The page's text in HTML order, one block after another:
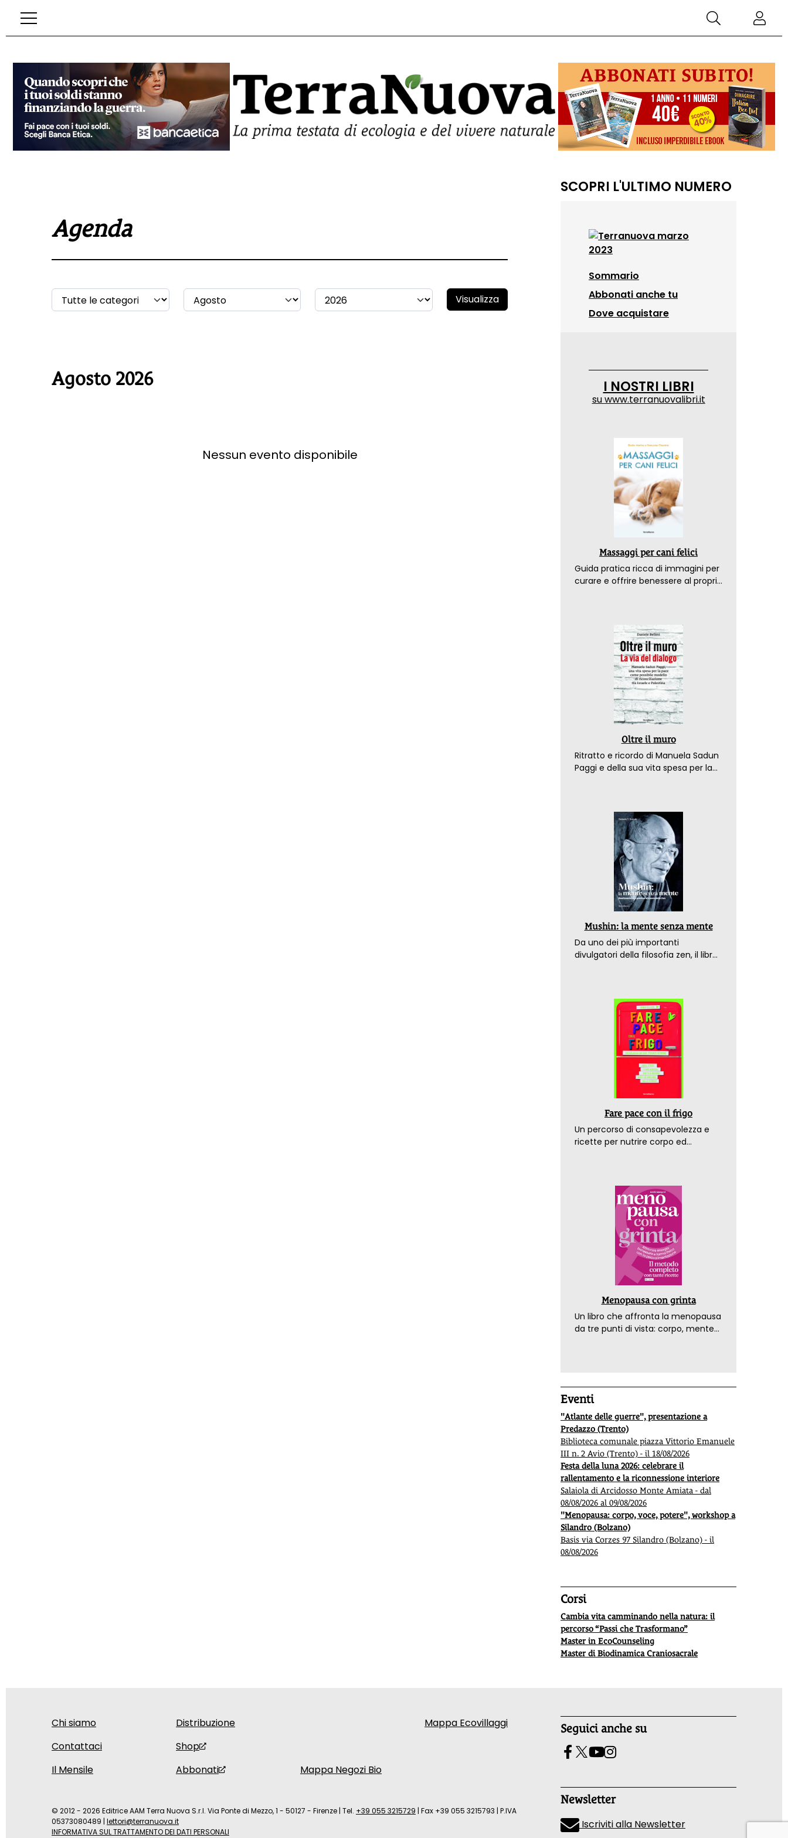
Agenda
Visualizza
Agosto 2026
Nessun evento disponibile
SCOPRI L'ULTIMO NUMERO
Sommario
Abbonati anche tu
Dove acquistare
I NOSTRI LIBRI
suwww.terranuovalibri.it
Massaggi per cani felici
Guida pratica ricca di immagini per
curare e offrire benessere al proprio
Oltre il muro
Ritratto e ricordo di Manuela Sadun
Paggi e della sua vita spesa per la
Mushin: la mente senza mente
Da uno dei più importanti
divulgatori della filosofia zen, il libro
Fare pace con il frigo
Un percorso di consapevolezza e
ricette per nutrire corpo ed
Menopausa con grinta
Un libro che affronta la menopausa
da tre punti di vista: corpo, mente
Eventi
"Atlante delle guerre", presentazione a
Predazzo (Trento)
Biblioteca comunale piazza Vittorio Emanuele
III n. 2 Avio (Trento) - il 18/08/2026
Festa della luna 2026: celebrare il
rallentamento e la riconnessione interiore
Salaiola di Arcidosso Monte Amiata - dal
08/08/2026 al 09/08/2026
"Menopausa: corpo, voce, potere", workshop a
Silandro (Bolzano)
Basis via Corzes 97 Silandro (Bolzano) - il
08/08/2026
Corsi
Cambia vita camminando nella natura: il
percorso “Passi che Trasformano”
Master in EcoCounseling
Master di Biodinamica Craniosacrale
Chi siamo
Contattaci
Il Mensile
Distribuzione
Shop
Abbonati
Mappa Negozi Bio
Mappa Ecovillaggi Seguici anche su
Newsletter
Iscriviti alla Newsletter
© 2012 - 2026 Editrice AAM Terra Nuova S.r.l. Via Ponte di Mezzo, 1 - 50127 - Firenze | Tel. +39 055 3215729 | Fax +39 055 3215793 | P.IVA
05373080489 | lettori@terranuova.it
INFORMATIVA SUL TRATTAMENTO DEI DATI PERSONALI